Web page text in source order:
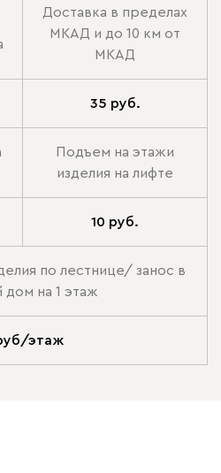
Доставка в пределах
МКАД и до 10 км от
МКАД
35 руб.
Подъем на этажи
изделия на лифте
10 руб.
по лестнице/ занос в
дом на 1 этаж
этаж